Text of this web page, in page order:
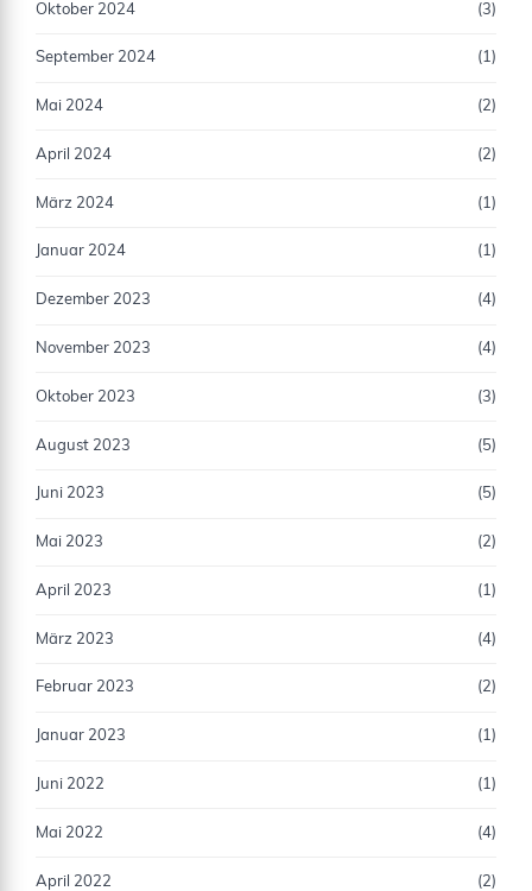
Oktober 2024 (3)
September 2024 (1)
Mai 2024 (2)
April 2024 (2)
März 2024 (1)
Januar 2024 (1)
Dezember 2023 (4)
November 2023 (4)
Oktober 2023 (3)
August 2023 (5)
Juni 2023 (5)
Mai 2023 (2)
April 2023 (1)
März 2023 (4)
Februar 2023 (2)
Januar 2023 (1)
Juni 2022 (1)
Mai 2022 (4)
April 2022 (2)